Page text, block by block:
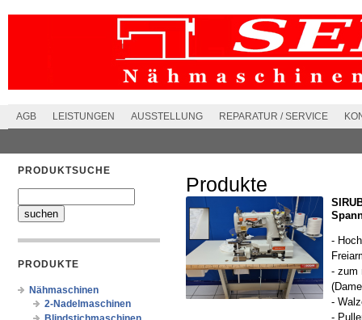
AGB LEISTUNGEN AUSSTELLUNG REPARATUR / SERVICE
PRODUKTSUCHE
PRODUKTE
Nähmaschinen
2-Nadelmaschinen
Produkte
-
- zum
-
-